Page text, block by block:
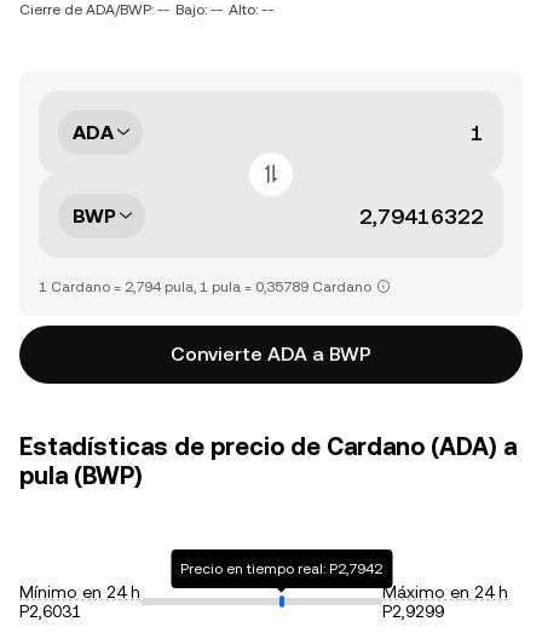
Cierre de ADA/BWP: -- Bajo: -- Alto: --
ADA
BWP
1 Cardano = 2,794 pula, 1 pula = 0,35789 Cardano
Convierte ADA a BWP
Estadísticas de precio de Cardano (ADA) a
pula (BWP)
Mínimo en 24 h
P2,6031
Precio en tiempo real: P2,7942
Máximo en 24 h
P2,9299